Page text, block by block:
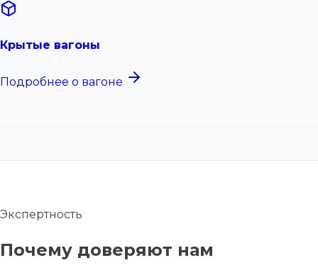
Крытые вагоны
Подробнее о вагоне
Экспертность
Почему доверяют нам